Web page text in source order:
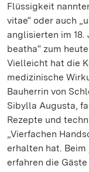
Flüssigkeit
vitae“ oder auch
anglisierten im 18.
beatha“ zum
Vielleicht hat die
medizinische
Bauherrin von
Sibylla Augusta,
Rezepte und
„Vierfachen
erhalten hat. Beim
erfahren die